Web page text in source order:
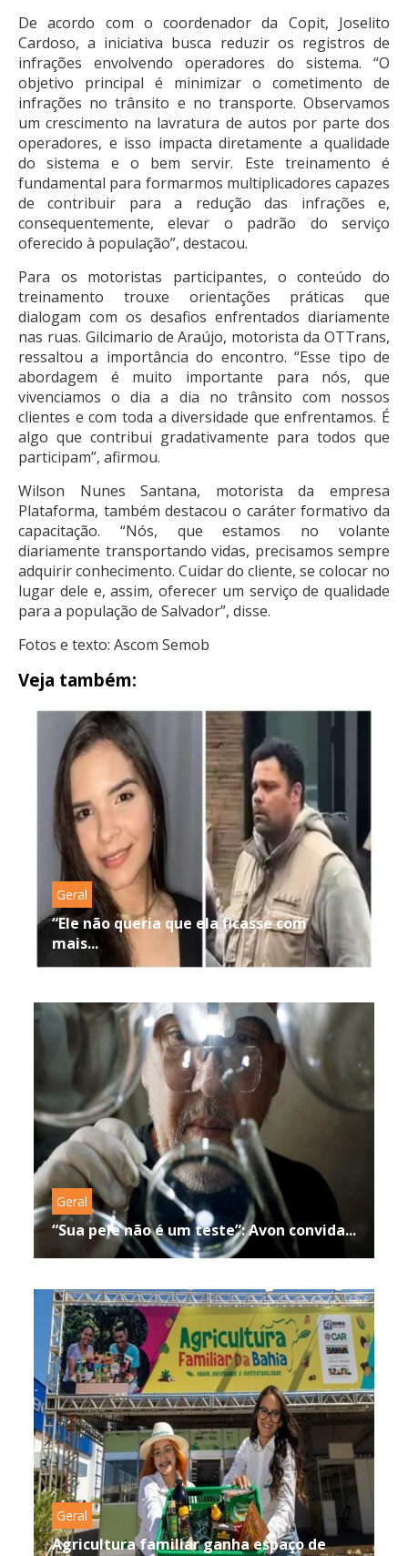
De acordo com o coordenador da Copit, Joselito
Cardoso, a iniciativa busca reduzir os registros de
infrações envolvendo operadores do sistema. “O
objetivo principal é minimizar o cometimento de
infrações no trânsito e no transporte. Observamos
um crescimento na lavratura de autos por parte dos
operadores, e isso impacta diretamente a qualidade
do sistema e o bem servir. Este treinamento é
fundamental para formarmos multiplicadores capazes
de contribuir para a redução das infrações e,
consequentemente, elevar o padrão do serviço
oferecido à população”, destacou.
Para os motoristas participantes, o conteúdo do
treinamento trouxe orientações práticas que
dialogam com os desafios enfrentados diariamente
nas ruas. Gilcimario de Araújo, motorista da OTTrans,
ressaltou a importância do encontro. “Esse tipo de
abordagem é muito importante para nós, que
vivenciamos o dia a dia no trânsito com nossos
clientes e com toda a diversidade que enfrentamos. É
algo que contribui gradativamente para todos que
participam”, afirmou.
Wilson Nunes Santana, motorista da empresa
Plataforma, também destacou o caráter formativo da
capacitação. “Nós, que estamos no volante
diariamente transportando vidas, precisamos sempre
adquirir conhecimento. Cuidar do cliente, se colocar no
lugar dele e, assim, oferecer um serviço de qualidade
para a população de Salvador”, disse.
Fotos e texto: Ascom Semob
Veja também:
Geral
“Ele não queria que ela ficasse com
mais...
Geral
“Sua pele não é um teste”: Avon convida...
Geral
Agricultura familiar ganha espaço de